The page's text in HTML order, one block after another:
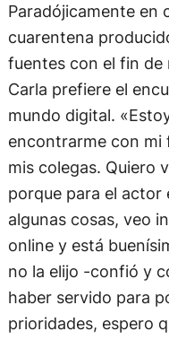
Paradójicamente en
cuarentena
fuentes con el fin
Carla prefiere el
mundo digital.
encontrarme con mi
mis colegas. Quiero
porque para el actor
algunas cosas, veo
online y está
no la elijo -confió y
haber servido para
prioridades, espero